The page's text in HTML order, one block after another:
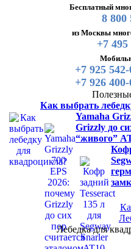
Бесплатный
8 800
из Москвы
+7 495
+7 925
+7 926
Как выбрать
Yamaha
Grizzly до
“живого”
Лебедка для